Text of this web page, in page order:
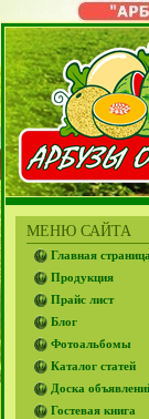
МЕНЮ САЙТА
Главная страница
Продукция
Прайс лист
Блог
Фотоальбомы
Каталог статей
Доска
Гостевая книга